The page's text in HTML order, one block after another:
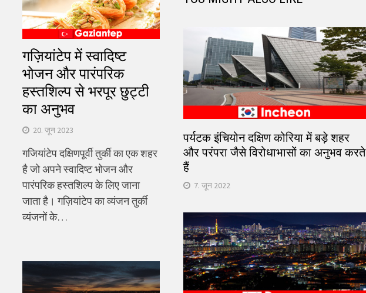
पर्यटक इंचियोन दक्षिण कोरिया में बड़े शहर
और परंपरा जैसे विरोधाभासों का अनुभव करते
हैं
7. जून 2022
गज़ियांटेप में स्वादिष्ट
भोजन और पारंपरिक
हस्तशिल्प से भरपूर छुट्टी
का अनुभव
20. जून 2023
गजियांटेप दक्षिणपूर्वी तुर्की का एक शहर
है जो अपने स्वादिष्ट भोजन और
पारंपरिक हस्तशिल्प के लिए जाना
जाता है। गज़ियांटेप का व्यंजन तुर्की
व्यंजनों के…